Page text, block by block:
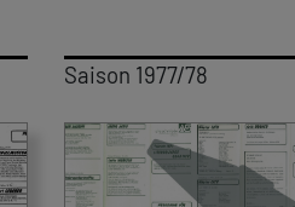
Saison 1977/78